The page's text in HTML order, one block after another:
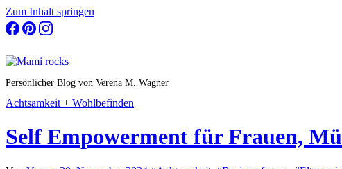
Zum Inhalt springen
Persönlicher Blog von Verena M. Wagner
Achtsamkeit + Wohlbefinden
Self Empowerment für Frauen,